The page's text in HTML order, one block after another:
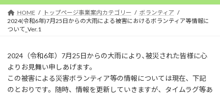
HOME トップページ事業案内カテゴリー
ボランティア
2024(令和6年)7月25日からの大雨による被害におけるボランティア等情報に
ついて_Ver.1
2024（令和6年）7月25日からの大雨により､被災された皆様に心
よりお見舞い申しあげます。
この被害による災害ボランティア等の情報については現在、下記
のとおりです。随時、情報を更新していきますが、タイムラグ等あ